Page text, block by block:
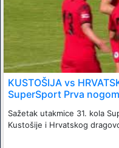
KUSTOŠIJA vs
SuperSport Prva
Sažetak utakmice 31. kola
Kustošije i Hrvatskog